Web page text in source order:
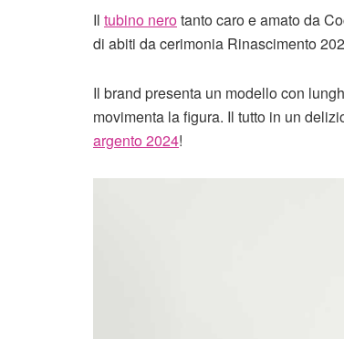
Il tubino nerotanto caro e amato da
di abiti da cerimonia Rinascimento
Il brand presenta un modello con
movimenta la figura. Il tutto in un
argento 2024!